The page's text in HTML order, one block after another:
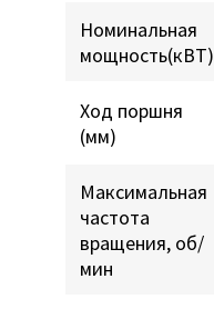
Номинальная
мощность(кВТ)
Ход поршня
(мм)
Максимальная
частота
вращения, об/
мин